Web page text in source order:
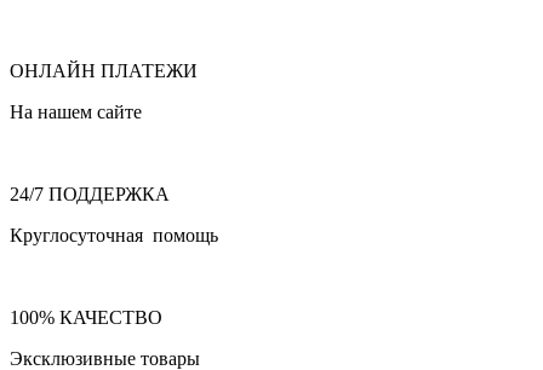
ОНЛАЙН ПЛАТЕЖИ
На нашем сайте
24/7 ПОДДЕРЖКА
Круглосуточная помощь
100% КАЧЕСТВО
Эксклюзивные товары